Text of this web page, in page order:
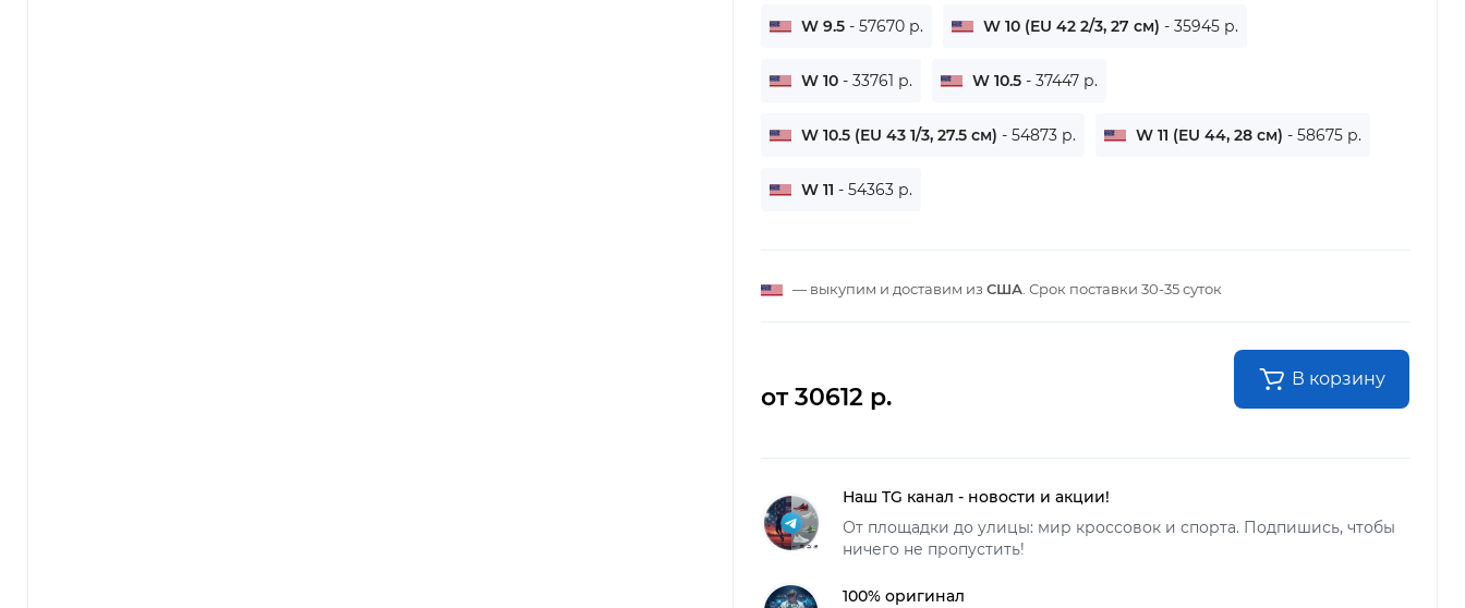
W 9.5 - 57670 р. W 10 (EU 42 2/3, 27 см) - 35945 р.
W 10 - 33761 р. W 10.5 - 37447 р.
W 10.5 (EU 43 1/3, 27.5 см) - 54873 р. W 11 (EU 44, 28 см) - 58675 р.
W 11 - 54363 р.
— выкупим и доставим из США . Срок поставки 30-35 суток
от 30612 р.
В корзину
Наш TG канал - новости и акции!
От площадки до улицы: мир кроссовок и спорта. Подпишись, чтобы
ничего не пропустить!
100% оригинал